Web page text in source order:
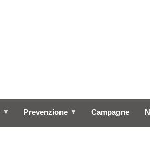
Prevenzione Campagne